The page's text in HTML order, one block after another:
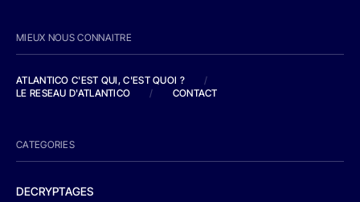
MIEUX NOUS CONNAITRE
ATLANTICO C'EST QUI, C'EST QUOI ?
/
LE RESEAU D'ATLANTICO
/ CONTACT
CATEGORIES
DECRYPTAGES